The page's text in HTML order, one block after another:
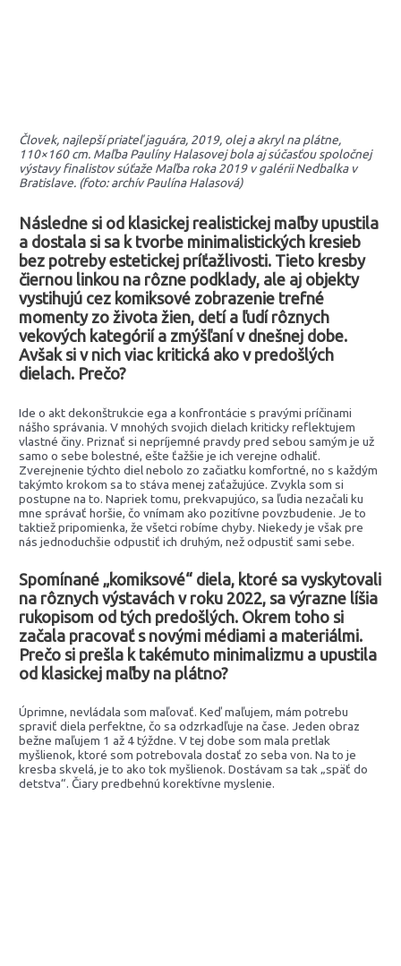
Človek, najlepší priateľ jaguára, 2019, olej a akryl na plátne,
110×160 cm. Maľba Paulíny Halasovej bola aj súčasťou spoločnej
výstavy finalistov súťaže Maľba roka 2019 v galérii Nedbalka v
Bratislave. (foto: archív Paulína Halasová)
Následne si od klasickej realistickej maľby upustila
a dostala si sa k tvorbe minimalistických kresieb
bez potreby estetickej príťažlivosti. Tieto kresby
čiernou linkou na rôzne podklady, ale aj objekty
vystihujú cez komiksové zobrazenie trefné
momenty zo života žien, detí a ľudí rôznych
vekových kategórií a zmýšľaní v dnešnej dobe.
Avšak si v nich viac kritická ako v predošlých
dielach. Prečo?
Ide o akt dekonštrukcie ega a konfrontácie s pravými príčinami
nášho správania. V mnohých svojich dielach kriticky reflektujem
vlastné činy. Priznať si nepríjemné pravdy pred sebou samým je už
samo o sebe bolestné, ešte ťažšie je ich verejne odhaliť.
Zverejnenie týchto diel nebolo zo začiatku komfortné, no s každým
takýmto krokom sa to stáva menej zaťažujúce. Zvykla som si
postupne na to. Napriek tomu, prekvapujúco, sa ľudia nezačali ku
mne správať horšie, čo vnímam ako pozitívne povzbudenie. Je to
taktiež pripomienka, že všetci robíme chyby. Niekedy je však pre
nás jednoduchšie odpustiť ich druhým, než odpustiť sami sebe.
Spomínané „komiksové“ diela, ktoré sa vyskytovali
na rôznych výstavách v roku 2022, sa výrazne líšia
rukopisom od tých predošlých. Okrem toho si
začala pracovať s novými médiami a materiálmi.
Prečo si prešla k takémuto minimalizmu a upustila
od klasickej maľby na plátno?
Úprimne, nevládala som maľovať. Keď maľujem, mám potrebu
spraviť diela perfektne, čo sa odzrkadľuje na čase. Jeden obraz
bežne maľujem 1 až 4 týždne. V tej dobe som mala pretlak
myšlienok, ktoré som potrebovala dostať zo seba von. Na to je
kresba skvelá, je to ako tok myšlienok. Dostávam sa tak „späť do
detstva“. Čiary predbehnú korektívne myslenie.